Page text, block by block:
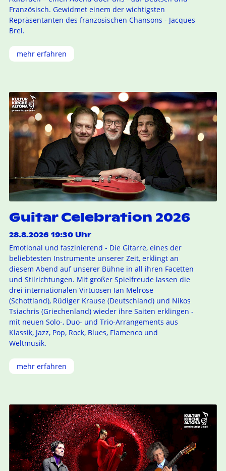
Französisch. Gewidmet einem der wichtigsten
Repräsentanten des französischen Chansons - Jacques
Brel.
mehr erfahren
Guitar Celebration 2026
28.8.2026 19:30 Uhr
Emotional und faszinierend - Die Gitarre, eines der
beliebtesten Instrumente unserer Zeit, erklingt an
diesem Abend auf unserer Bühne in all ihren Facetten
und Stilrichtungen. Mit großer Spielfreude lassen die
drei internationalen Virtuosen Ian Melrose
(Schottland), Rüdiger Krause (Deutschland) und Nikos
Tsiachris (Griechenland) wieder ihre Saiten erklingen -
mit neuen Solo-, Duo- und Trio-Arrangements aus
Klassik, Jazz, Pop, Rock, Blues, Flamenco und
Weltmusik.
mehr erfahren